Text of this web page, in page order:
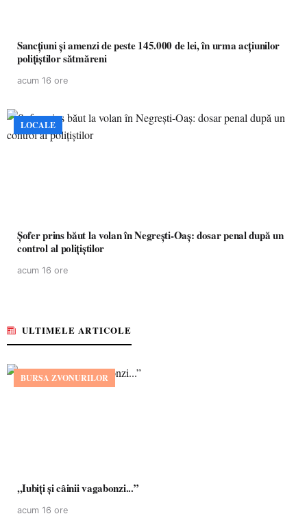
Sancțiuni și amenzi de peste 145.000 de lei, în urma acțiunilor
polițiștilor sătmăreni
acum 16 ore
LOCALE
Șofer prins băut la volan în Negrești-Oaș: dosar penal după un
control al polițiștilor
acum 16 ore
ULTIMELE ARTICOLE
BURSA ZVONURILOR
,,Iubiți și câinii vagabonzi...”
acum 16 ore